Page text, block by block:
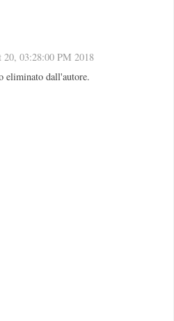
20, 03:28:00 PM 2018
eliminato dall'autore.